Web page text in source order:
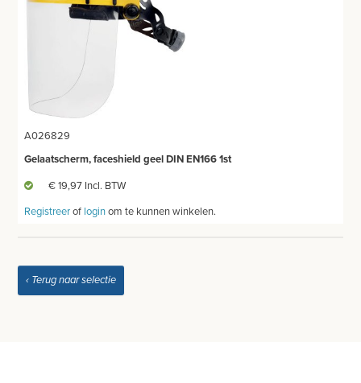
MEUBILAIR - INSTALLATIEMATERIAAL
INSTRUMENTEN - INOX GERIEF
TWEEDEHANDS - LIQUIDATIE
A026829
Gelaatscherm, faceshield geel DIN EN166 1st
€ 19,97 Incl. BTW
Registreerof loginom te kunnen winkelen.
‹ Terug naar selectie